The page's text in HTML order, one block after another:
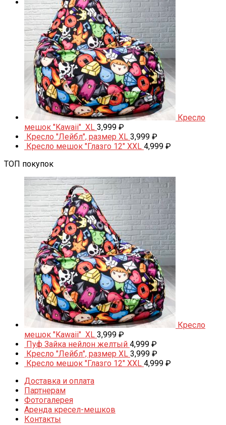
Корзина
Корзина пуста.
Кресло
мешок "Kawaii" XL 3,999 ₽
Кресло "Лейбл", размер XL 3,999 ₽
Кресло мешок "Глазго 12" XXL 4,999 ₽
ТОП покупок
Кресло
мешок "Kawaii" XL 3,999 ₽
Пуф Зайка нейлон желтый 4,999 ₽
Кресло "Лейбл", размер XL 3,999 ₽
Кресло мешок "Глазго 12" XXL 4,999 ₽
Доставка и оплата
Партнерам
Фотогалерея
Аренда кресел-мешков
Контакты